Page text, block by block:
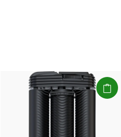
(Paket)